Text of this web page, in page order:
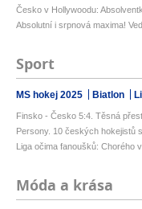
Česko v Hollywoodu:
Absolutní i srpnová maxima!
Sport
MS hokej 2025 Biatlon
Finsko - Česko 5:4. Těsná
Persony. 10 českých hokejistů
Liga očima fanoušků: Chorého
Móda a krása